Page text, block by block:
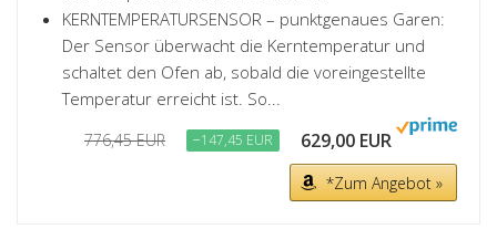
KERNTEMPERATURSENSOR – punktgenaues Garen:
Der Sensor überwacht die Kerntemperatur und
schaltet den Ofen ab, sobald die voreingestellte
Temperatur erreicht ist. So...
776,45 EUR −147,45 EUR 629,00 EUR
*Zum Angebot »